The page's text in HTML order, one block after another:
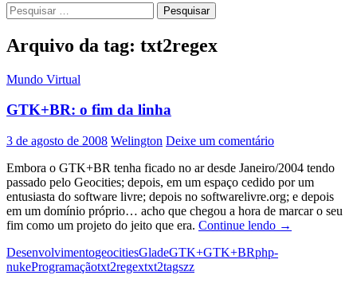
Pesquisar
por:
Arquivo da tag: txt2regex
Mundo Virtual
GTK+BR: o fim da linha
3 de agosto de 2008 Welington Deixe um comentário
Embora o GTK+BR tenha ficado no ar desde Janeiro/2004 tendo
passado pelo Geocities; depois, em um espaço cedido por um
entusiasta do software livre; depois no softwarelivre.org; e depois
em um domínio próprio… acho que chegou a hora de marcar o seu
fim como um projeto do jeito que era. Continue lendo GTK+BR:
→
DesenvolvimentogeocitiesGladeGTK+GTK+BRphp-
nukeProgramaçãotxt2regextxt2tagszz